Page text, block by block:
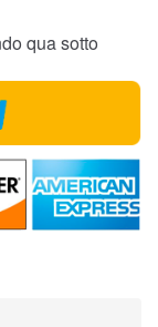
qua sotto